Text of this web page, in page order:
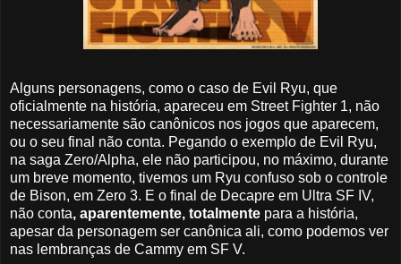
Alguns personagens, como o caso de Evil Ryu, que
oficialmente na história, apareceu em Street Fighter 1, não
necessariamente são canônicos nos jogos que aparecem,
ou o seu final não conta. Pegando o exemplo de Evil Ryu,
na saga Zero/Alpha, ele não participou, no máximo, durante
um breve momento, tivemos um Ryu confuso sob o controle
de Bison, em Zero 3. E o final de Decapre em Ultra SF IV,
não conta, aparentemente, totalmente para a história,
apesar da personagem ser canônica ali, como podemos ver
nas lembranças de Cammy em SF V.